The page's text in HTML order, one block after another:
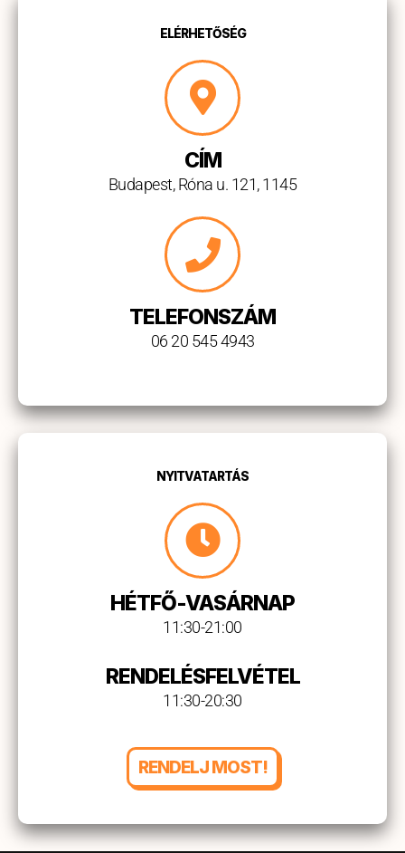
ELÉRHETŐSÉG
CÍM
Budapest, Róna u. 121, 1145
TELEFONSZÁM
06 20 545 4943
NYITVATARTÁS
HÉTFŐ-VASÁRNAP
11:30-21:00
RENDELÉSFELVÉTEL
11:30-20:30
RENDELJ MOST!